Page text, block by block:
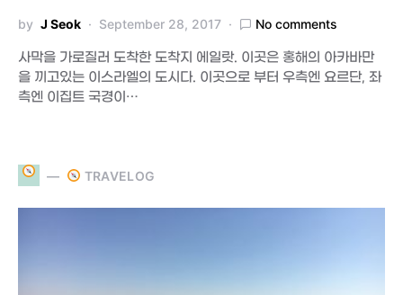
by J Seok September 28, 2017 No comments
사막을 가로질러 도착한 도착지 에일랏. 이곳은 홍해의 아카바만
을 끼고있는 이스라엘의 도시다. 이곳으로 부터 우측엔 요르단, 좌
측엔 이집트 국경이…
TRAVELOG